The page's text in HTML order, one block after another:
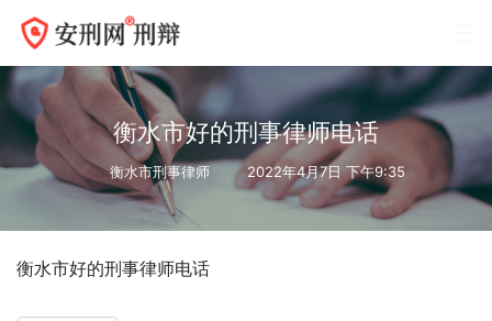
衡水市好的刑事律师电话
衡水市刑事律师 2022年4月7日 下午9:35
衡水市好的刑事律师电话